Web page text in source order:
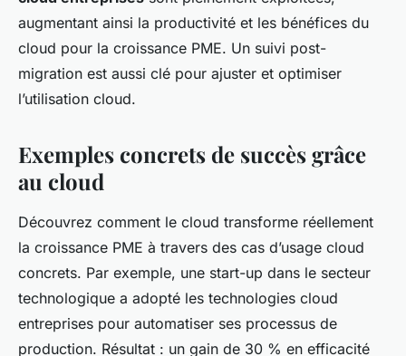
augmentant ainsi la productivité et les bénéfices du
cloud pour la croissance PME. Un suivi post-
migration est aussi clé pour ajuster et optimiser
l’utilisation cloud.
Exemples concrets de succès grâce
au cloud
Découvrez comment le cloud transforme réellement
la croissance PME à travers des cas d’usage cloud
concrets. Par exemple, une start-up dans le secteur
technologique a adopté les technologies cloud
entreprises pour automatiser ses processus de
production. Résultat : un gain de 30 % en efficacité